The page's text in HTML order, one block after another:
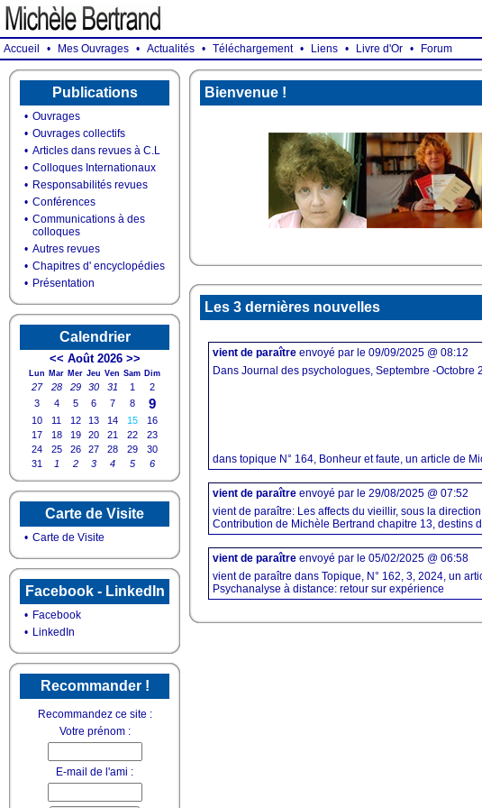
Accueil • Mes Ouvrages • Actualités • Téléchargement • Liens • Livre d'Or • Forum
Publications
• Ouvrages
• Ouvrages collectifs
• Articles dans revues à C.L
• Colloques Internationaux
• Responsabilités revues
• Conférences
• Communications à des
colloques
• Autres revues
• Chapitres d' encyclopédies
• Présentation
Calendrier
<< Août 2026 >>
Lun Mar Mer Jeu Ven Sam Dim
27 28 29 30 31 1
2
3
4 5 6 7 8 9
10 11 12 13 14 15
16
17
18 19 20 21 22
23
24
25 26 27 28 29
30
31
1 2 3 4 5 6
Carte de Visite
• Carte de Visite
Facebook - LinkedIn
• Facebook
• LinkedIn
Recommander !
Recommandez ce site :
Votre prénom :
E-mail de l'ami :
Bienvenue !
Les 3 dernières nouvelles
vient de paraître envoyé par le 09/09/2025 @ 08:12
Dans Journal des psychologues, Septembre -
dans topique N° 164, Bonheur et faute, un article de
vient de paraître envoyé par le 29/08/2025 @ 07:52
vient de paraître: Les affects du vieillir, sous la
Contribution de Michèle Bertrand chapitre 13, destins
vient de paraître envoyé par le 05/02/2025 @ 06:58
vient de paraître dans Topique, N° 162, 3, 2024, un
Psychanalyse à distance: retour sur expérience